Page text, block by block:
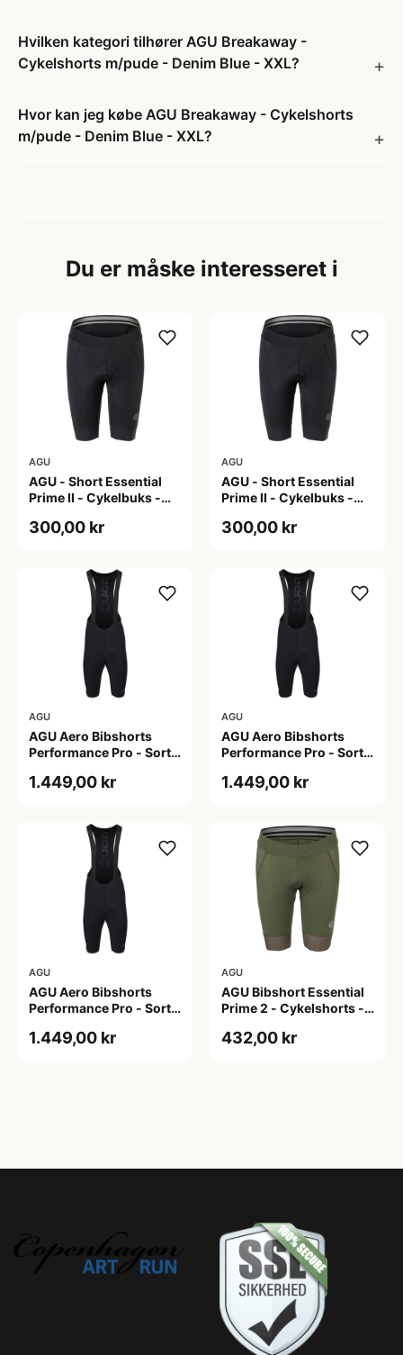
Hvilken kategori tilhører AGU Breakaway -
Cykelshorts m/pude - Denim Blue - XXL?
Hvor kan jeg købe AGU Breakaway - Cykelshorts
m/pude - Denim Blue - XXL?
Du er måske interesseret i
AGU
AGU - Short Essential
Prime II - Cykelbuks -
300,00 kr
AGU
AGU - Short Essential
Prime II - Cykelbuks -
300,00 kr
AGU
AGU Aero Bibshorts
Performance Pro - Sort -
1.449,00 kr
AGU
AGU Aero Bibshorts
Performance Pro - Sort -
1.449,00 kr
AGU
AGU Aero Bibshorts
Performance Pro - Sort -
1.449,00 kr
AGU
AGU Bibshort Essential
Prime 2 - Cykelshorts -
2XL
432,00 kr